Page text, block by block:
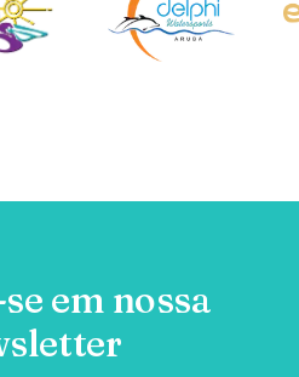
em nossa